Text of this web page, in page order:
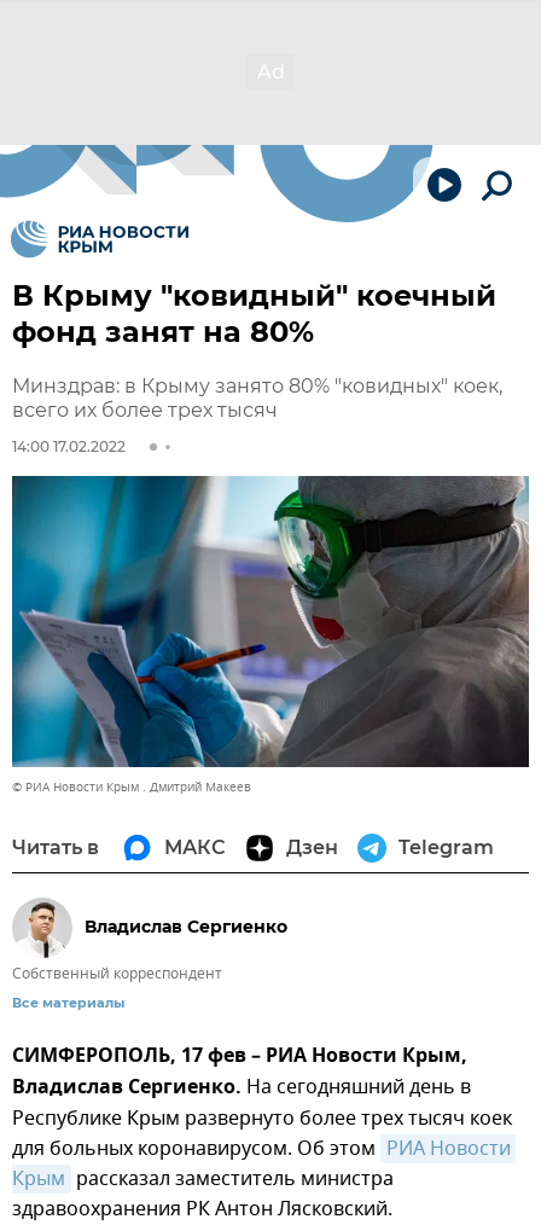
В Крыму "ковидный" коечный
фонд занят на 80%
Минздрав: в Крыму занято 80% "ковидных" коек,
всего их более трех тысяч
14:00 17.02.2022
© РИА Новости Крым . Дмитрий Макеев
Читать в МАКС Дзен Telegram
Владислав Сергиенко
Собственный корреспондент
Все материалы
СИМФЕРОПОЛЬ, 17 фев – РИА Новости Крым,
Владислав Сергиенко. На сегодняшний день в
Республике Крым развернуто более трех тысяч коек
для больных коронавирусом. Об этом РИА Новости
Крым рассказал заместитель министра
здравоохранения РК Антон Лясковский.